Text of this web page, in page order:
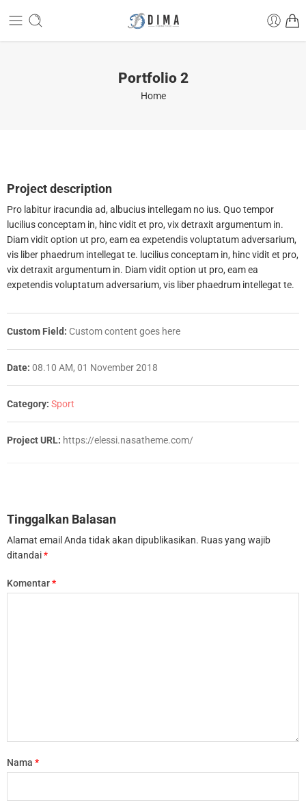
Portfolio 2
Home
Project description
Pro labitur iracundia ad, albucius intellegam no ius. Quo tempor
lucilius conceptam in, hinc vidit et pro, vix detraxit argumentum in.
Diam vidit option ut pro, eam ea expetendis voluptatum adversarium,
vis liber phaedrum intellegat te. lucilius conceptam in, hinc vidit et pro,
vix detraxit argumentum in. Diam vidit option ut pro, eam ea
expetendis voluptatum adversarium, vis liber phaedrum intellegat te.
Custom Field: Custom content goes here
Date: 08.10 AM, 01 November 2018
Category: Sport
Project URL: https://elessi.nasatheme.com/
Tinggalkan Balasan
Alamat email Anda tidak akan dipublikasikan. Ruas yang wajib
ditandai*
Komentar*
Nama *